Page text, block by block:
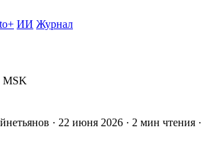
ИИ Журнал
MSK
· 22 июня 2026 · 2 мин чтения ·